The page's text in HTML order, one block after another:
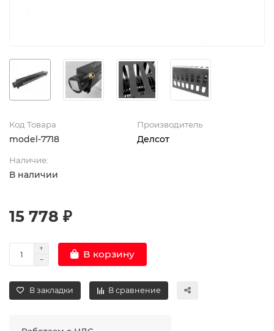
Код Товара
model-7718
Производитель
Делсот
Наличие:
В наличии
15 778 ₽
В корзину
В закладки В сравнение